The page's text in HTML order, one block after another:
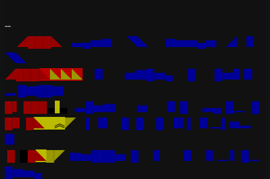
--
    ◢███◣
  ▃▄▅▆      ◥◣       ▆▅▅▄▅    ◢    ▋
◥◣
◢███
◣ ◣◣◣
     ▊        ▅▇█▅▄      █        █▅▋▊
▂ █▇██▇
   ▃█▅▆         ▅        ▊ █      ▃▄  █▁   █
◣
    ︽
◤
▌  ▉     █   █     █    ▉ ▌  ▊▁▌▅▂
◣ █◤
  ▆▅███▅  █      ▋        ▊     ▋▁ ▍█▁
█▆▅▄